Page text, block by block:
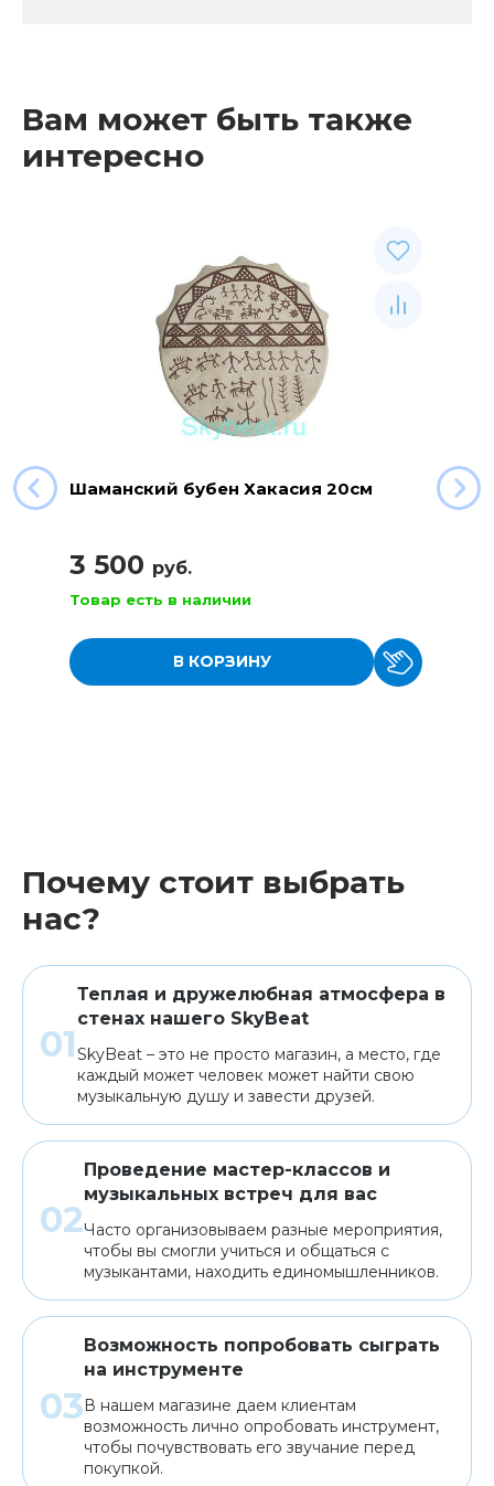
Вам может быть также
интересно
Шаманский бубен Хакасия 20см
3 500 руб.
Товар есть в наличии
В КОРЗИНУ
Почему стоит выбрать
нас?
Теплая и дружелюбная атмосфера в
стенах нашего SkyBeat
SkyBeat – это не просто магазин, а место, где
каждый может человек может найти свою
музыкальную душу и завести друзей.
Проведение мастер-классов и
музыкальных встреч для вас
Часто организовываем разные мероприятия,
чтобы вы смогли учиться и общаться с
музыкантами, находить единомышленников.
Возможность попробовать сыграть
на инструменте
В нашем магазине даем клиентам
возможность лично опробовать инструмент,
чтобы почувствовать его звучание перед
покупкой.